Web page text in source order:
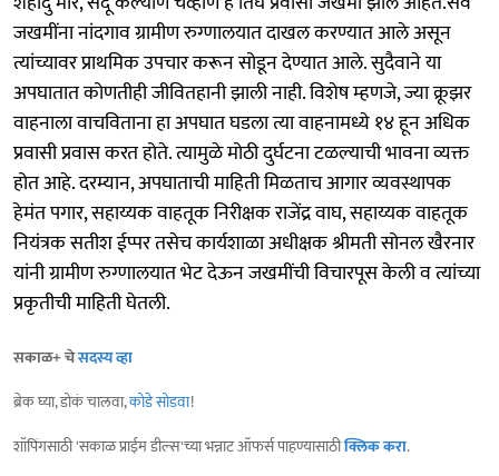
जखमींना नांदगाव ग्रामीण रुग्णालयात दाखल करण्यात आले असून
त्यांच्यावर प्राथमिक उपचार करून सोडून देण्यात आले. सुदैवाने या
अपघातात कोणतीही जीवितहानी झाली नाही. विशेष म्हणजे, ज्या क्रूझर
वाहनाला वाचविताना हा अपघात घडला त्या वाहनामध्ये १४ हून अधिक
प्रवासी प्रवास करत होते. त्यामुळे मोठी दुर्घटना टळल्याची भावना व्यक्त
होत आहे. दरम्यान, अपघाताची माहिती मिळताच आगार व्यवस्थापक
हेमंत पगार, सहाय्यक वाहतूक निरीक्षक राजेंद्र वाघ, सहाय्यक वाहतूक
नियंत्रक सतीश ईप्पर तसेच कार्यशाळा अधीक्षक श्रीमती सोनल खैरनार
यांनी ग्रामीण रुग्णालयात भेट देऊन जखमींची विचारपूस केली व त्यांच्या
प्रकृतीची माहिती घेतली.
सकाळ+ चेसदस्य व्हा
ब्रेक घ्या, डोकं चालवा,कोडे सोडवा!
शॉपिंगसाठी 'सकाळ प्राईम डील्स'च्या भन्नाट ऑफर्स पाहण्यासाठीक्लिक करा.